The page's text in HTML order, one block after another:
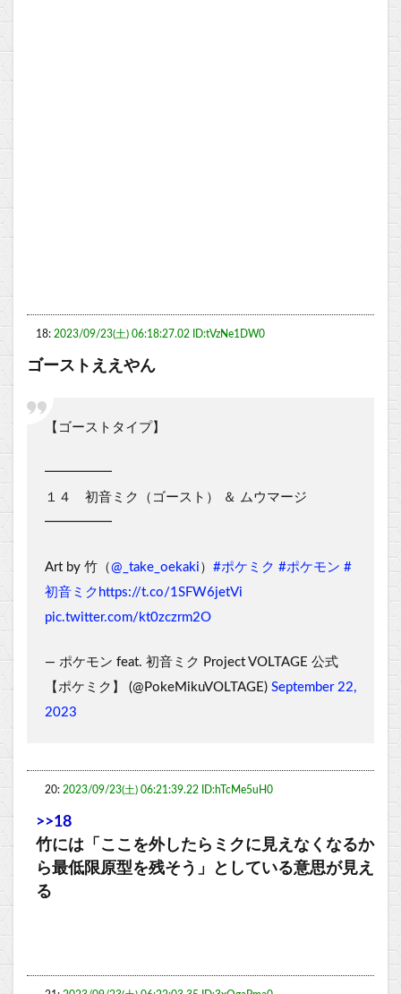
18: 2023/09/23(土) 06:18:27.02 ID:tVzNe1DW0
ゴーストええやん
【ゴーストタイプ】
━━━━━
１４ 初音ミク（ゴースト） ＆ ムウマージ
━━━━━
Art by 竹（@_take_oekaki ） #ポケミク #ポケモン #
初音ミク https://t.co/1SFW6jetVi
pic.twitter.com/kt0zczrm2O
— ポケモン feat. 初音ミク Project VOLTAGE 公式
【ポケミク】 (@PokeMikuVOLTAGE) September 22,
2023
20: 2023/09/23(土) 06:21:39.22 ID:hTcMe5uH0
>>18
竹には「ここを外したらミクに見えなくなるか
ら最低限原型を残そう」としている意思が見え
る